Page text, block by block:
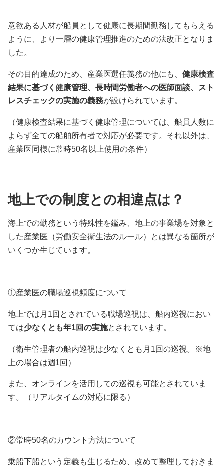
意欲ある人材が船員として健康に長期間勤務してもらえる
ように、より一層の健康管理推進のための法改正となりま
した。
その目的達成のため、産業医選任義務の他にも、 健康検査
結果に基づく健康管理、長時間労働者への医師面談、スト
レスチェックの実施の義務が設けられています。
（健康検査結果に基づく健康管理については、船員人数に
よらず全ての船舶所有者で対応が必要です。それ以外は、
産業医同様に常時50名以上使用の条件）
地上での制度との相違点は？
海上での勤務という特殊性を鑑み、地上の事業場を対象と
した産業医（労働安全衛生法のルール）とは異なる箇所が
いくつか生じています。
①産業医の職場巡視頻度について
地上では月1回とされている職場巡視は、船内巡視におい
ては少なくとも年1回の実施とされています。
（衛生管理者の船内巡視は少なくとも月1回の巡視。※地
上の場合は週1回）
また、オンラインを活用しての巡視も可能とされていま
す。（リアルタイムの対応に限る）
②常時50名のカウント方法について
乗船下船という定義も生じるため、改めて整理しておきま